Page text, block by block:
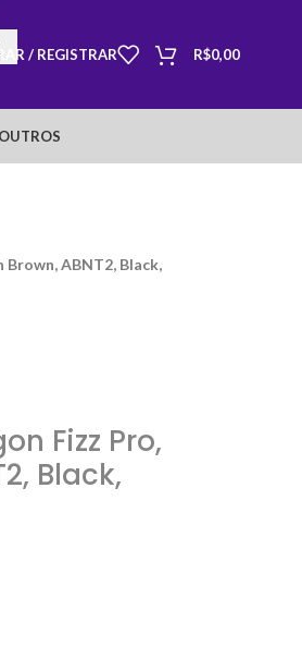
/ REGISTRAR R$0,00
OUTROS
Brown, ABNT2, Black,
Fizz Pro,
Black,